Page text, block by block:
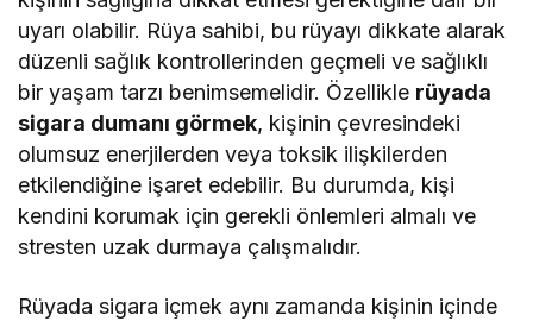
uyarı olabilir. Rüya sahibi, bu rüyayı dikkate alarak
düzenli sağlık kontrollerinden geçmeli ve sağlıklı
bir yaşam tarzı benimsemelidir. Özellikle rüyada
sigara dumanı görmek, kişinin çevresindeki
olumsuz enerjilerden veya toksik ilişkilerden
etkilendiğine işaret edebilir. Bu durumda, kişi
kendini korumak için gerekli önlemleri almalı ve
stresten uzak durmaya çalışmalıdır.
Rüyada sigara içmek aynı zamanda kişinin içinde